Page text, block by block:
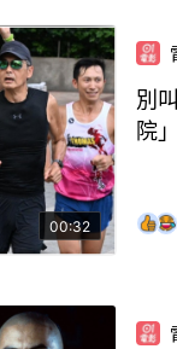
00:32
別
院